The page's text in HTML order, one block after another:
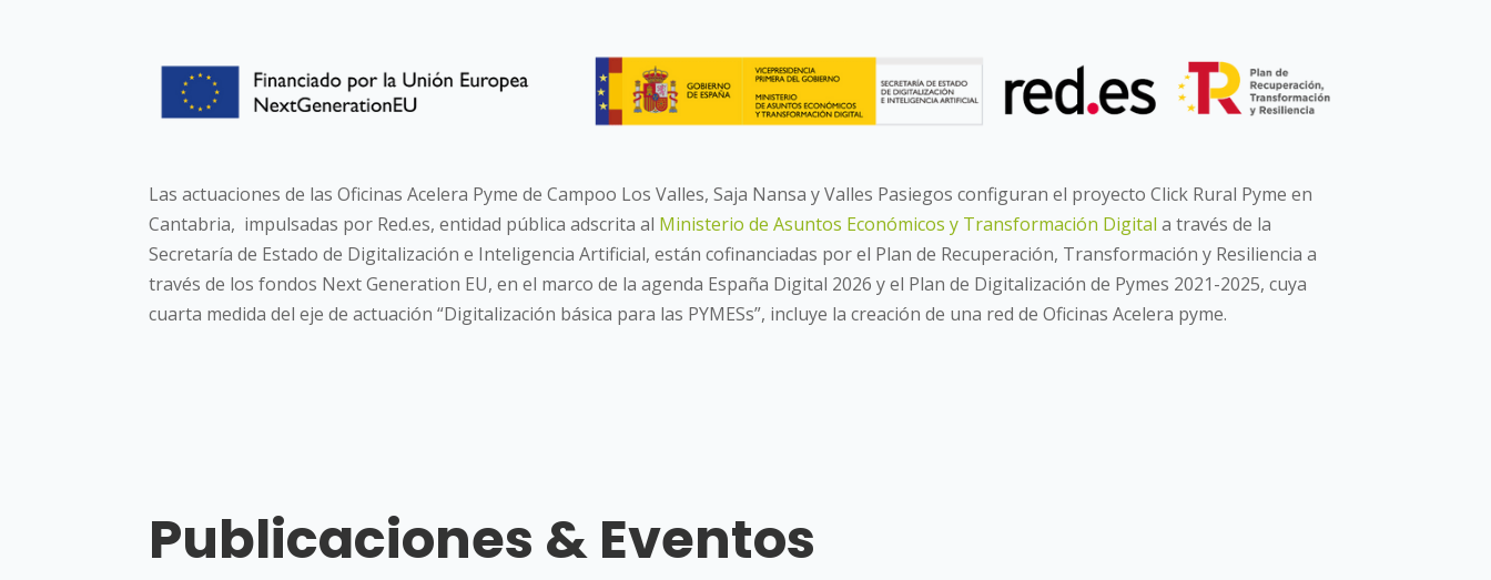
Las actuaciones de las Oficinas Acelera Pyme de Campoo Los Valles, Saja Nansa y Valles Pasiegos configuran el proyecto Click Rural Pyme en
Cantabria, impulsadas por Red.es, entidad pública adscrita al Ministerio de Asuntos Económicos y Transformación Digital a través de la
Secretaría de Estado de Digitalización e Inteligencia Artificial, están cofinanciadas por el Plan de Recuperación, Transformación y Resiliencia a
través de los fondos Next Generation EU, en el marco de la agenda España Digital 2026 y el Plan de Digitalización de Pymes 2021-2025, cuya
cuarta medida del eje de actuación “Digitalización básica para las PYMESs”, incluye la creación de una red de Oficinas Acelera pyme.
Publicaciones & Eventos